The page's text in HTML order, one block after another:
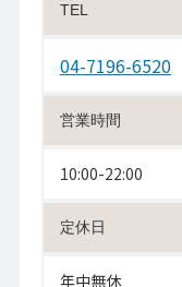
TEL
04-7196-6520
営業時間
10:00-22:00
定休日
年中無休